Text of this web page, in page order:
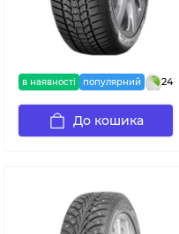
в наявності популярний 24
До кошика